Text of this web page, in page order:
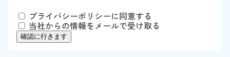
プライバシーポリシーに同意する
当社からの情報をメールで受け取る